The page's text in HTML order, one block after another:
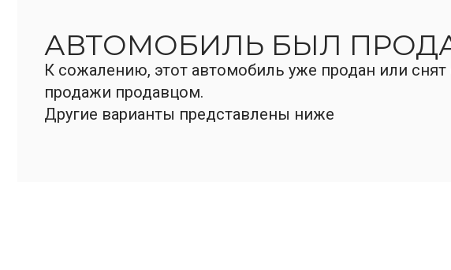
АВТОМОБИЛЬ БЫЛ
К сожалению, этот автомобиль уже продан или снят
продажи продавцом.
Другие варианты представлены ниже